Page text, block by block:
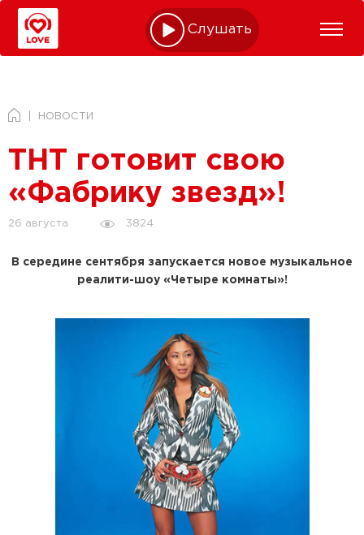
Слушать online
НОВОСТИ
ТНТ готовит свою
«Фабрику звезд»!
26 августа 3824
В середине сентября запускается новое музыкальное
реалити-шоу «Четыре комнаты»!